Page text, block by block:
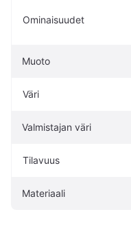
Ominaisuudet
Muoto
Väri
Valmistajan väri
Tilavuus
Materiaali